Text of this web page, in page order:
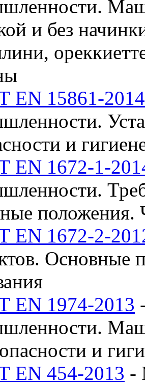
и без
EN 15861-2014
и
EN 1672-1-
положения.
EN 1672-2-
Основные
EN 1974-2013
и
EN 454-2013 -